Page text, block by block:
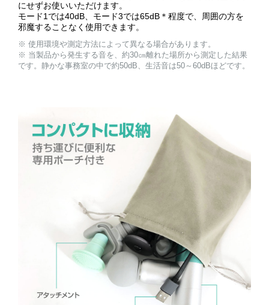
にせずお使いいただけます。
モード1では40dB、モード3では65dB＊程度で、周囲の方を
邪魔することなく使用できます。
※ 使用環境や測定方法によって異なる場合があります。
※ 当製品から発生する音を、約30㎝離れた場所から測定した結果
です。静かな事務室の中で約50dB、生活音は50～60dBほどです。